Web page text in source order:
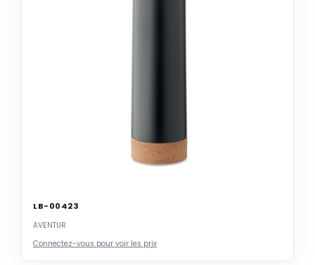
LB-00423
AVENTUR
Connectez-vous pour voir les prix